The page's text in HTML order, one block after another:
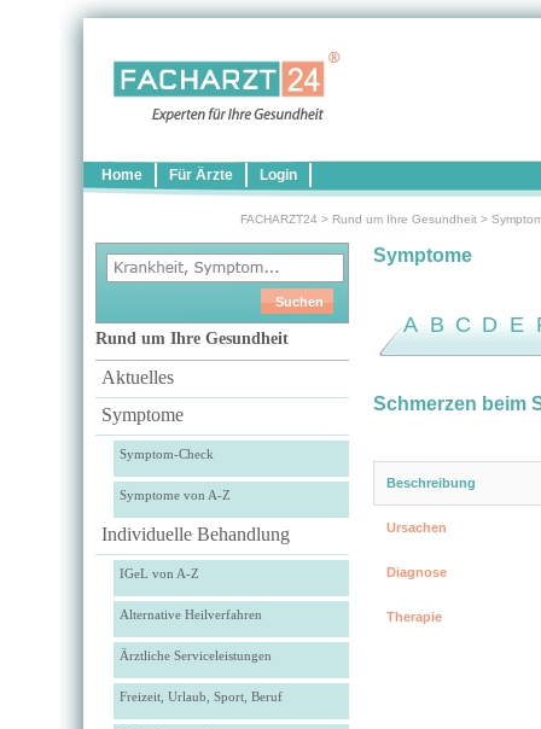
Home Für Ärzte Login
FACHARZT24 > Rund um Ihre Gesundheit >
Rund um Ihre Gesundheit
Aktuelles
Symptome
Symptom-Check
Symptome von A-Z
Individuelle Behandlung
IGeL von A-Z
Alternative Heilverfahren
Ärztliche Serviceleistungen
Freizeit, Urlaub, Sport, Beruf
Symptome
A B C D E
Schmerzen beim
Beschreibung
Ursachen
Diagnose
Therapie